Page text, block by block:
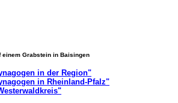
einem Grabstein in Baisingen
in der Region"
in Rheinland-Pfalz"